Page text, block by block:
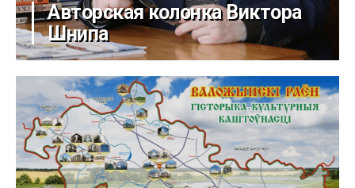
Авторская колонка Виктора
Шнипа